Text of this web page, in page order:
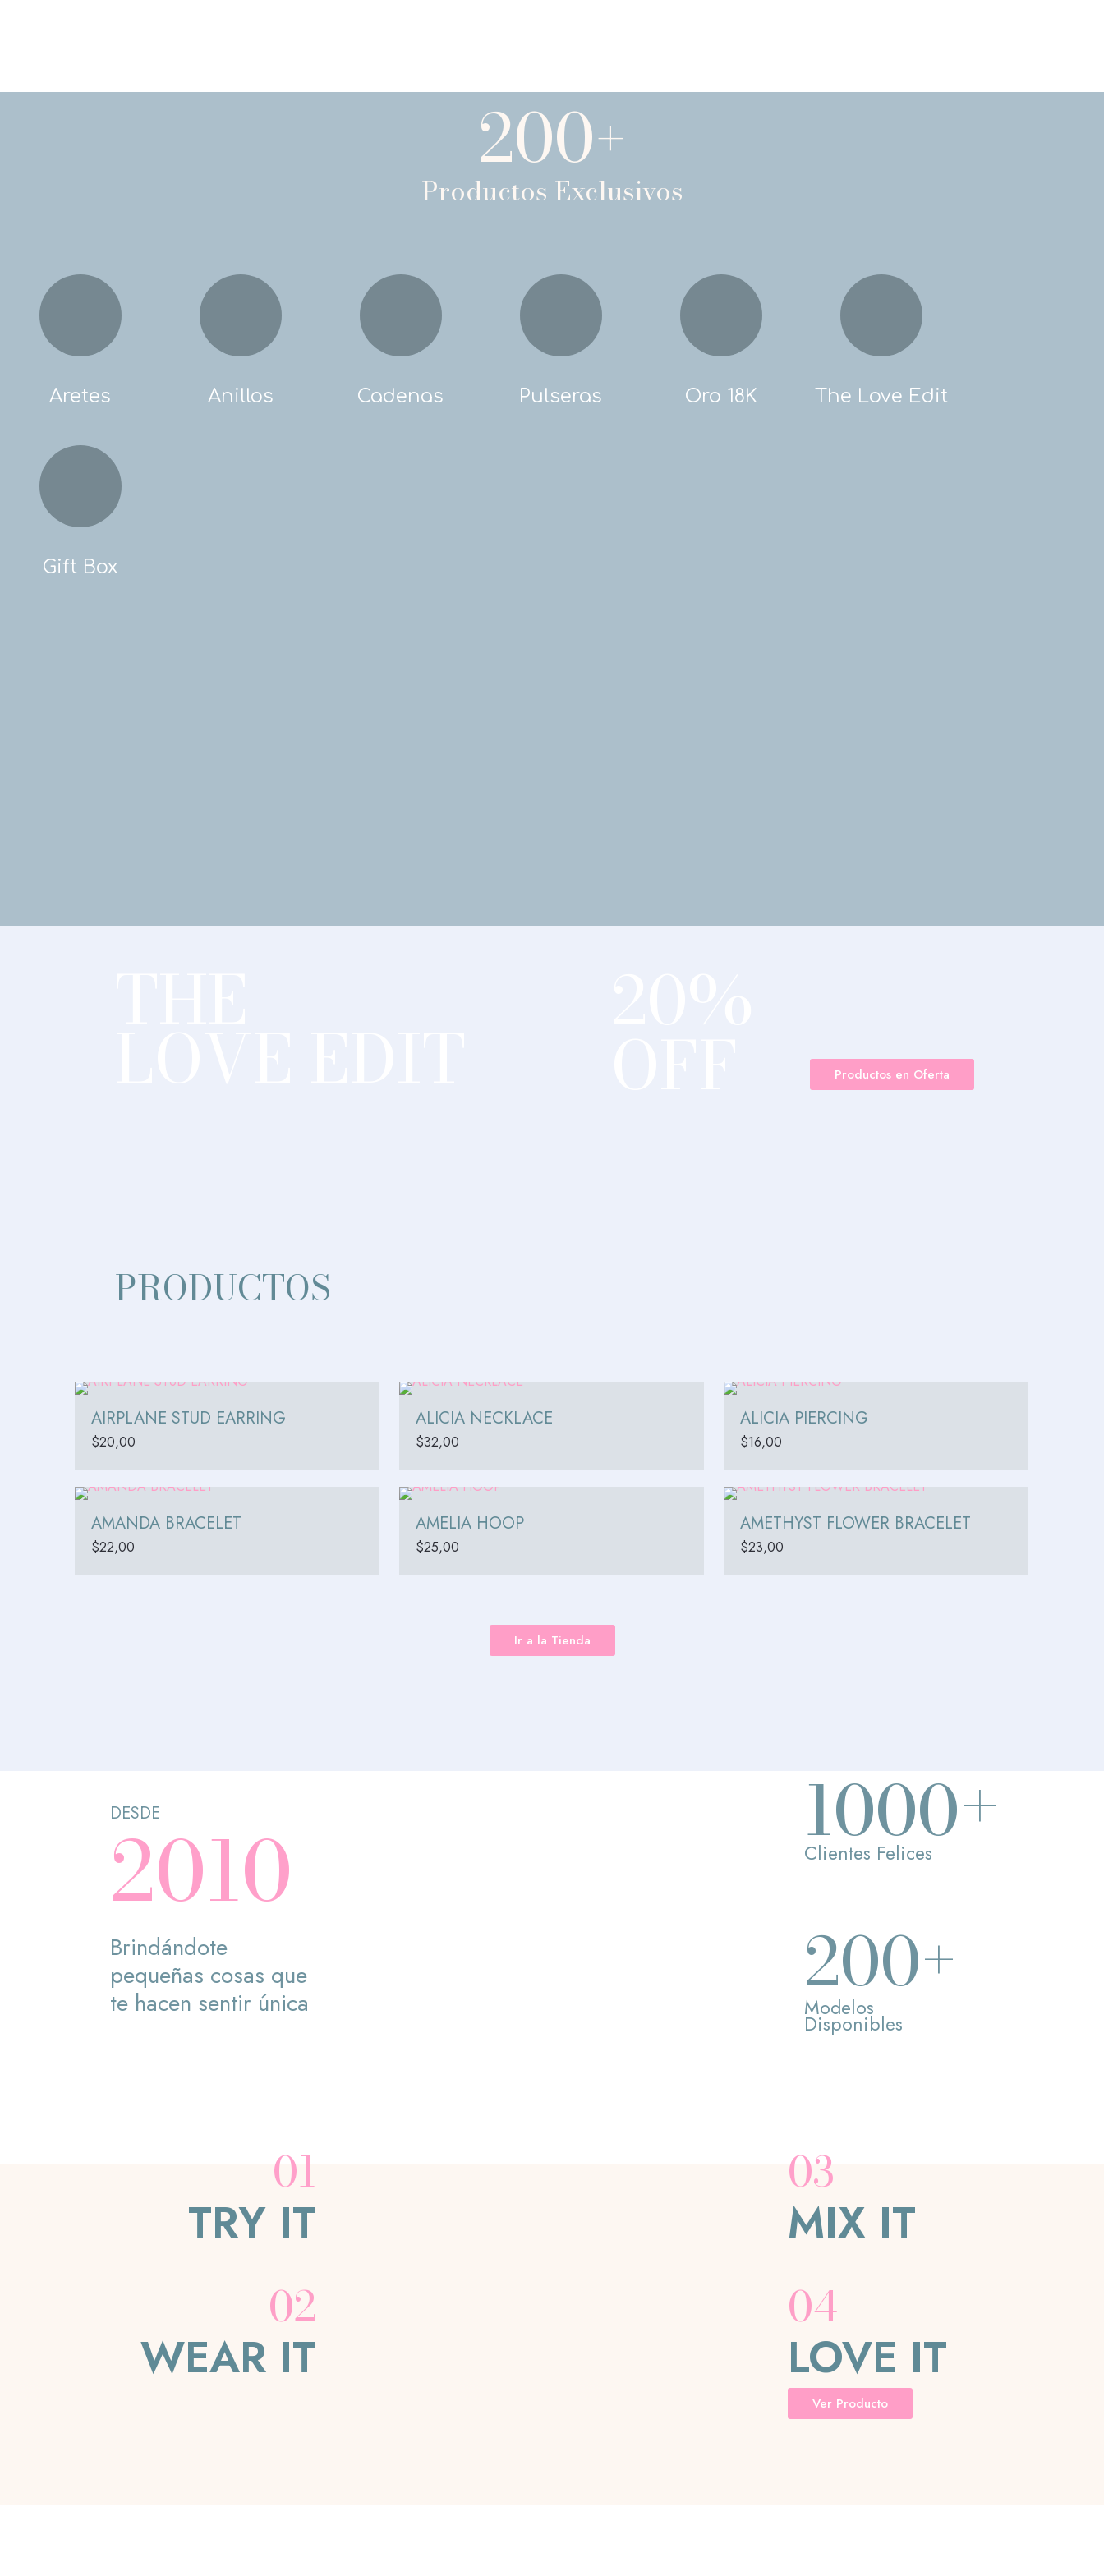
200+
Productos Exclusivos
Aretes Anillos Cadenas Pulseras Oro 18K The Love Edit
Gift Box
Productos en Oferta
PRODUCTOS
AIRPLANE STUD EARRING
$20,00
ALICIA NECKLACE
$32,00
ALICIA PIERCING
$16,00
AMANDA BRACELET
$22,00
AMELIA HOOP
$25,00
AMETHYST FLOWER BRACELET
$23,00
Ir a la Tienda
DESDE
2010
Brindándote
pequeñas cosas que
te hacen sentir única
1000+
Clientes Felices
200+
Modelos
Disponibles
01
TRY IT
02
WEAR IT
03
MIX IT
04
LOVE IT
Ver Producto